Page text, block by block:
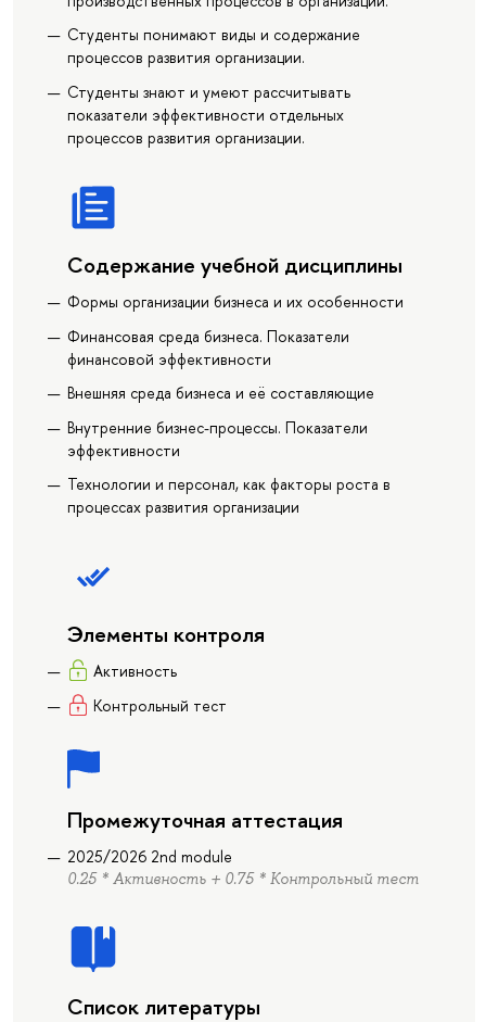
Студенты понимают виды и содержание
процессов развития организации.
Студенты знают и умеют рассчитывать
показатели эффективности отдельных
процессов развития организации.
Содержание учебной дисциплины
Формы организации бизнеса и их особенности
Финансовая среда бизнеса. Показатели
финансовой эффективности
Внешняя среда бизнеса и её составляющие
Внутренние бизнес-процессы. Показатели
эффективности
Технологии и персонал, как факторы роста в
процессах развития организации
Элементы контроля
Активность
Контрольный тест
Промежуточная аттестация
2025/2026 2nd module
0.25 * Активность + 0.75 * Контрольный тест
Список литературы